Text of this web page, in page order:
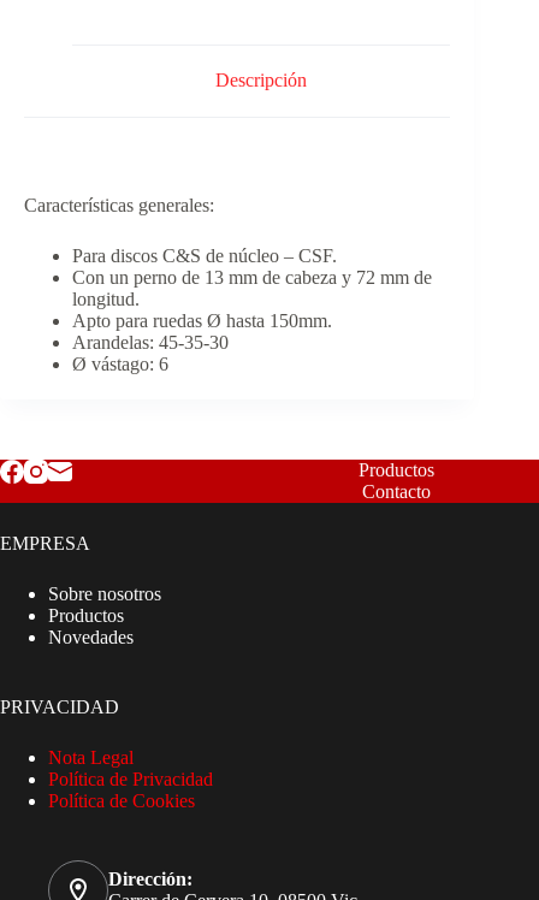
Descripción
Características generales:
Para discos C&S de núcleo – CSF.
Con un perno de 13 mm de cabeza y 72 mm de
longitud.
Apto para ruedas Ø hasta 150mm.
Arandelas: 45-35-30
Ø vástago: 6
Productos
Contacto
EMPRESA
Sobre nosotros
Productos
Novedades
PRIVACIDAD
Nota Legal
Política de Privacidad
Política de Cookies
Dirección: